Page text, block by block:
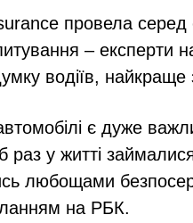
провела серед
– експерти
водіїв,
є дуже
раз у житті
любощами
на РБК.